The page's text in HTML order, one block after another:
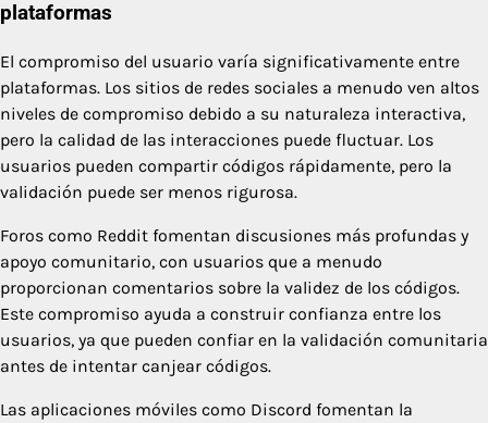
plataformas
El compromiso del usuario varía significativamente entre
plataformas. Los sitios de redes sociales a menudo ven altos
niveles de compromiso debido a su naturaleza interactiva,
pero la calidad de las interacciones puede fluctuar. Los
usuarios pueden compartir códigos rápidamente, pero la
validación puede ser menos rigurosa.
Foros como Reddit fomentan discusiones más profundas y
apoyo comunitario, con usuarios que a menudo
proporcionan comentarios sobre la validez de los códigos.
Este compromiso ayuda a construir confianza entre los
usuarios, ya que pueden confiar en la validación comunitaria
antes de intentar canjear códigos.
Las aplicaciones móviles como Discord fomentan la